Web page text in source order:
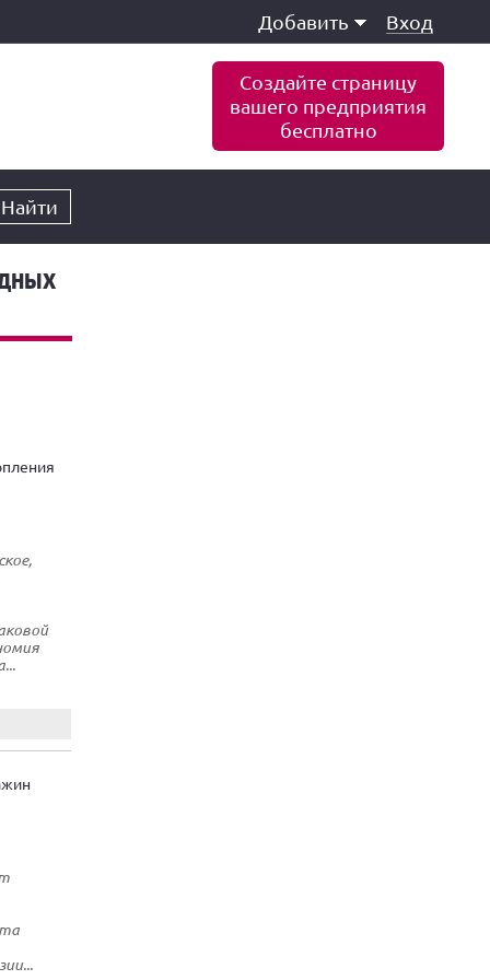
Добавить Вход
Создайте страницу
вашего предприятия
бесплатно
Найти